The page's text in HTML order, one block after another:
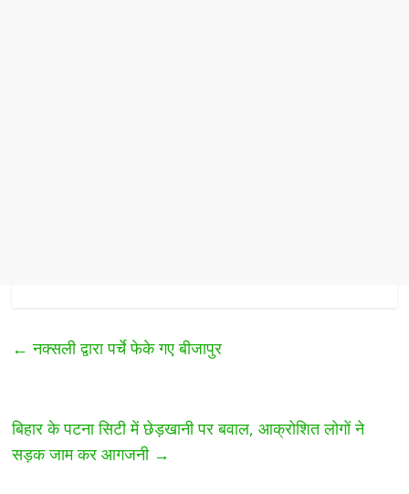
← नक्सली द्वारा पर्चे फेके गए बीजापुर
बिहार के पटना सिटी में छेड़खानी पर बवाल, आक्रोशित लोगों ने
सड़क जाम कर आगजनी →